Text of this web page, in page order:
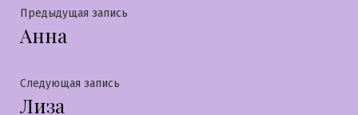
Навигация
по
записям
Предыдущая запись
Анна
Следующая запись
Лиза